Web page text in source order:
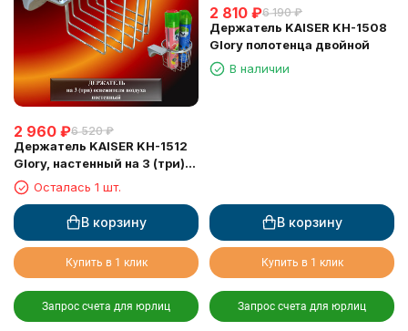
2 960 ₽6 520 ₽
Держатель KAISER KH-1512
Glory, настенный на 3 (три)
освежителя воздуха
Осталась 1 шт.
В корзину
Купить в 1 клик
Запрос счета для юрлиц
2 810 ₽6 190 ₽
Держатель KAISER KH-1508
Glory полотенца двойной
В наличии
В корзину
Купить в 1 клик
Запрос счета для юрлиц